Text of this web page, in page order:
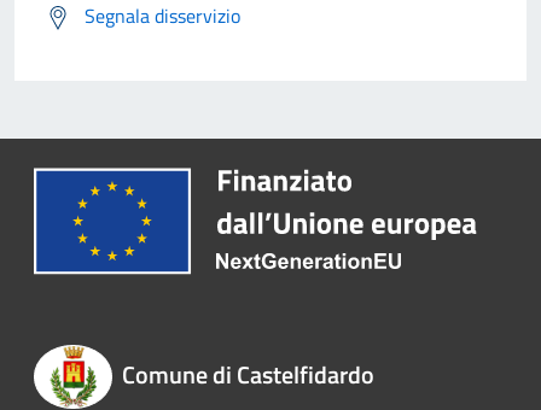
Segnala disservizio
Comune di Castelfidardo